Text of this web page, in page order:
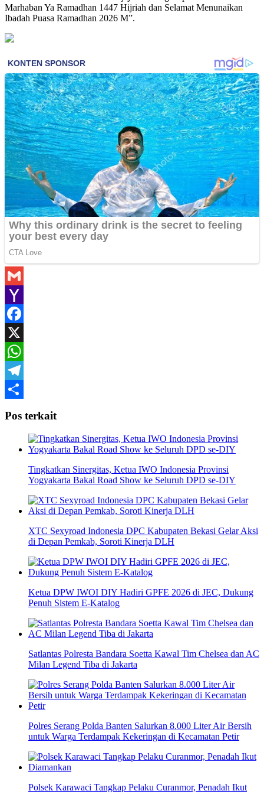
Marhaban Ya Ramadhan 1447 Hijriah dan Selamat Menunaikan
Ibadah Puasa Ramadhan 2026 M”.
Gmail
Yahoo
Mail
Facebook
X
WhatsApp
Telegram
Pos terkait
Tingkatkan Sinergitas, Ketua IWO Indonesia Provinsi
Yogyakarta Bakal Road Show ke Seluruh DPD se-DIY
XTC Sexyroad Indonesia DPC Kabupaten Bekasi Gelar Aksi
di Depan Pemkab, Soroti Kinerja DLH
Ketua DPW IWOI DIY Hadiri GPFE 2026 di JEC, Dukung
Penuh Sistem E-Katalog
Satlantas Polresta Bandara Soetta Kawal Tim Chelsea dan AC
Milan Legend Tiba di Jakarta
Polres Serang Polda Banten Salurkan 8.000 Liter Air Bersih
untuk Warga Terdampak Kekeringan di Kecamatan Petir
Polsek Karawaci Tangkap Pelaku Curanmor, Penadah Ikut